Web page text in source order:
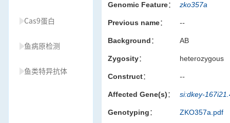
Cas9蛋白
鱼病原检测
鱼类特异抗体
Genomic Feature： zko357a
Previous name： --
Background： AB
Zygosity： heterozygous
Construct： --
Affected Gene(s)： si:dkey-
Genotyping： ZKO357a.pdf